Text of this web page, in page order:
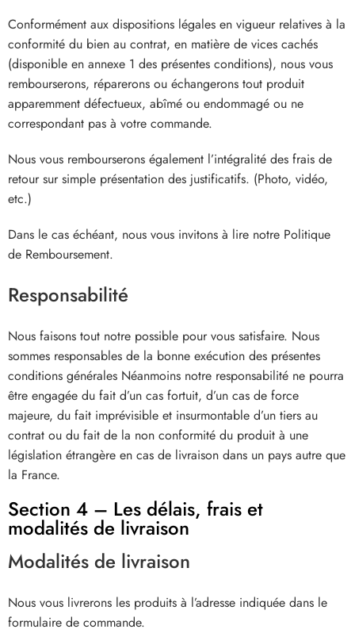
Conformément aux dispositions légales en vigueur relatives à la
conformité du bien au contrat, en matière de vices cachés
(disponible en annexe 1 des présentes conditions), nous vous
rembourserons, réparerons ou échangerons tout produit
apparemment défectueux, abîmé ou endommagé ou ne
correspondant pas à votre commande.
Nous vous rembourserons également l’intégralité des frais de
retour sur simple présentation des justificatifs. (Photo, vidéo,
etc.)
Dans le cas échéant, nous vous invitons à lire notre Politique
de Remboursement.
Responsabilité
Nous faisons tout notre possible pour vous satisfaire. Nous
sommes responsables de la bonne exécution des présentes
conditions générales Néanmoins notre responsabilité ne pourra
être engagée du fait d’un cas fortuit, d’un cas de force
majeure, du fait imprévisible et insurmontable d’un tiers au
contrat ou du fait de la non conformité du produit à une
législation étrangère en cas de livraison dans un pays autre que
la France.
Section 4 – Les délais, frais et
modalités de livraison
Modalités de livraison
Nous vous livrerons les produits à l’adresse indiquée dans le
formulaire de commande.